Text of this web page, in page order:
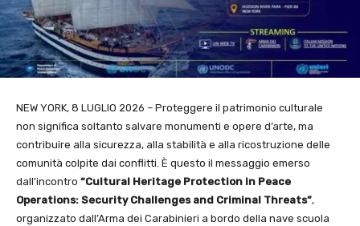
NEW YORK, 8 LUGLIO 2026 – Proteggere il patrimonio culturale
non significa soltanto salvare monumenti e opere d’arte, ma
contribuire alla sicurezza, alla stabilità e alla ricostruzione delle
comunità colpite dai conflitti. È questo il messaggio emerso
dall’incontro “Cultural Heritage Protection in Peace
Operations: Security Challenges and Criminal Threats”,
organizzato dall’Arma dei Carabinieri a bordo della nave scuola